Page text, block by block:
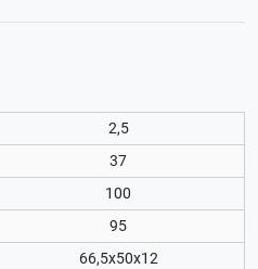
2,5
37
100
95
66,5х50х12